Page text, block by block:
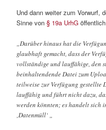
Und dann weiter zum Vorwurf,
Sinne von§ 19a UrhG
„Darüber hinaus hat die
glaubhaft gemacht, dass der
vollständige und lauffähige, den
beinhaltendende Datei zum
teilweise zur Verfügung
lauffähig und führt nicht dazu,
werden könnten; es handelt sich
‚Datenmüll‘ „